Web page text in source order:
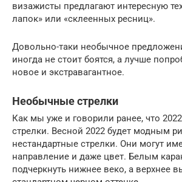
визажисты предлагают интересную
лапок» или «склеенных ресниц».
Довольно-таки необычное
иногда не стоит боятся, а лучше
новое и экстравагантное.
Необычные стрелки
Как мы уже и говорили ранее, что 2022
стрелки. Весной 2022 будет модным
нестандартные стрелки. Они могут
направление и даже цвет. Белым
подчеркнуть нижнее веко, а верхнее